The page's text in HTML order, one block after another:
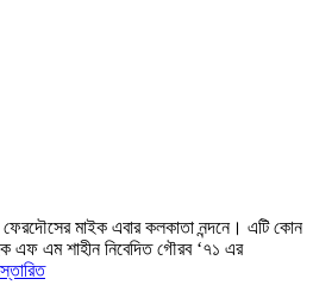
ফেরদৌসের মাইক এবার কলকাতা নন্দনে। এটি কোন
এফ এম শাহীন নিবেদিত গৌরব ‘৭১ এর